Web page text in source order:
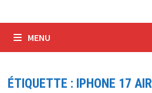
MENU
ÉTIQUETTE : IPHONE 17 AIR